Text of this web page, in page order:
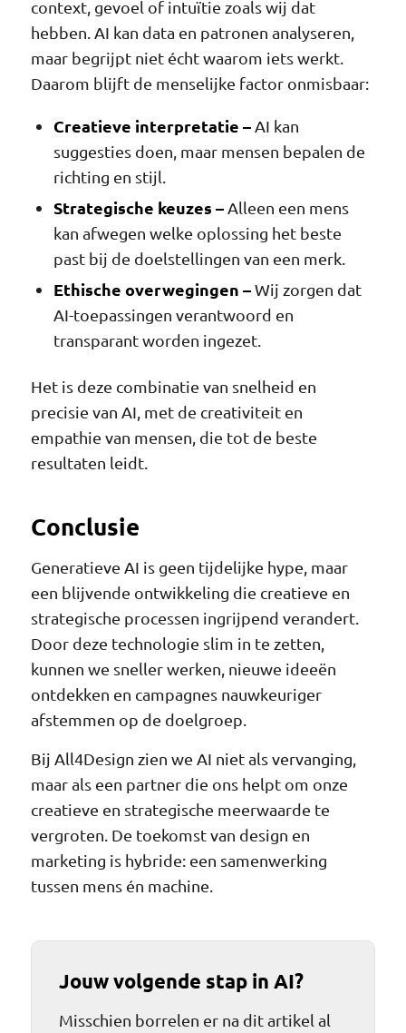
context, gevoel of intuïtie zoals wij dat
hebben. AI kan data en patronen analyseren,
maar begrijpt niet écht waarom iets werkt.
Daarom blijft de menselijke factor onmisbaar:
Creatieve interpretatie – AI kan
suggesties doen, maar mensen bepalen de
richting en stijl.
Strategische keuzes – Alleen een mens
kan afwegen welke oplossing het beste
past bij de doelstellingen van een merk.
Ethische overwegingen –Wij zorgen dat
AI-toepassingen verantwoord en
transparant worden ingezet.
Het is deze combinatie van snelheid en
precisie van AI, met de creativiteit en
empathie van mensen, die tot de beste
resultaten leidt.
Conclusie
Generatieve AI is geen tijdelijke hype, maar
een blijvende ontwikkeling die creatieve en
strategische processen ingrijpend verandert.
Door deze technologie slim in te zetten,
kunnen we sneller werken, nieuwe ideeën
ontdekken en campagnes nauwkeuriger
afstemmen op de doelgroep.
Bij All4Design zien we AI niet als vervanging,
maar als een partner die ons helpt om onze
creatieve en strategische meerwaarde te
vergroten. De toekomst van design en
marketing is hybride: een samenwerking
tussen mens én machine.
Jouw volgende stap in AI?
Misschien borrelen er na dit artikel al